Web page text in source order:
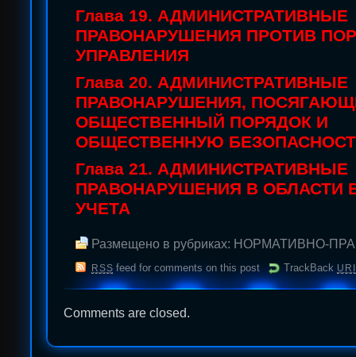
Глава 19. АДМИНИСТРАТИВНЫЕ
ПРАВОНАРУШЕНИЯ ПРОТИВ
УПРАВЛЕНИЯ
Глава 20. АДМИНИСТРАТИВНЫЕ
ПРАВОНАРУШЕНИЯ,
ОБЩЕСТВЕННЫЙ ПОРЯДОК И
ОБЩЕСТВЕННУЮ
Глава 21. АДМИНИСТРАТИВНЫЕ
ПРАВОНАРУШЕНИЯ В ОБЛАСТИ
УЧЕТА
Размещено в рубриках: НОРМАТИВНО-
RSS feed for comments on this post TrackBack URI
Comments are closed.